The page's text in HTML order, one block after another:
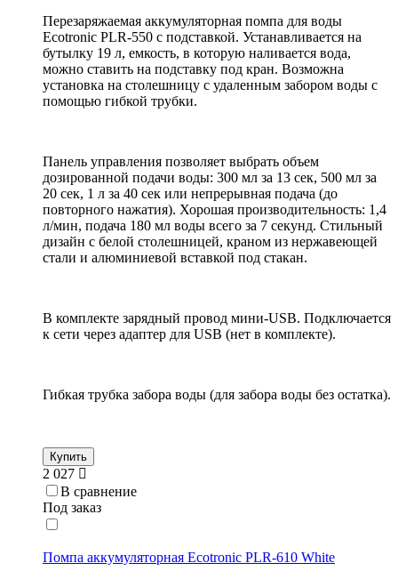
Перезаряжаемая аккумуляторная помпа для воды
Ecotronic PLR-550 с подставкой. Устанавливается на
бутылку 19 л, емкость, в которую наливается вода,
можно ставить на подставку под кран. Возможна
установка на столешницу с удаленным забором воды с
помощью гибкой трубки.
Панель управления позволяет выбрать объем
дозированной подачи воды: 300 мл за 13 сек, 500 мл за
20 сек, 1 л за 40 сек или непрерывная подача (до
повторного нажатия). Хорошая производительность: 1,4
л/мин, подача 180 мл воды всего за 7 секунд. Стильный
дизайн с белой столешницей, краном из нержавеющей
стали и алюминиевой вставкой под стакан.
В комплекте зарядный провод мини-USB. Подключается
к сети через адаптер для USB (нет в комплекте).
Гибкая трубка забора воды (для забора воды без остатка).
Купить
2 027
В сравнение
Под заказ
Помпа аккумуляторная Ecotronic PLR-610 White